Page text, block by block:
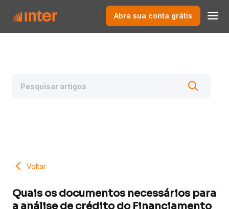
Abra sua conta grátis
Voltar
Quais os documentos necessários para
a análise de crédito do Financiamento